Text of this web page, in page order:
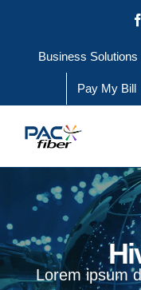
contentBusiness Solutions
Pay My Bill
Lorem ipsum